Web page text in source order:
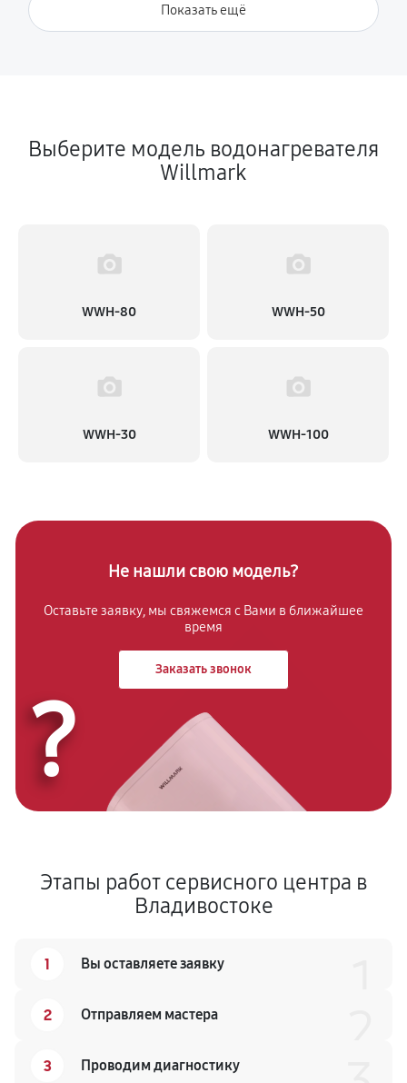
Замена терморегулятора
Показать ещё
Выберите модель водонагревателя
Willmark
WWH-80 WWH-50
WWH-30 WWH-100
Не нашли свою модель?
Оставьте заявку, мы свяжемся с Вами в ближайшее
время
Заказать звонок
?
Этапы работ сервисного центра в
Владивостоке
1 Вы оставляете заявку
2 Отправляем мастера
3 Проводим диагностику